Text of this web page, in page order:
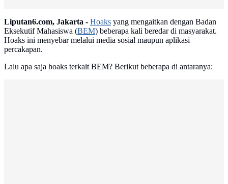
Liputan6.com, Jakarta - Hoaks yang mengaitkan dengan Badan
Eksekutif Mahasiswa (BEM) beberapa kali beredar di masyarakat.
Hoaks ini menyebar melalui media sosial maupun aplikasi
percakapan.
Lalu apa saja hoaks terkait BEM? Berikut beberapa di antaranya: